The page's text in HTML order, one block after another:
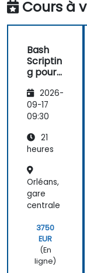
Cours à
Bash
Scriptin
g pour
atisatio
n
2026-
09-17
09:30
21
heures
Orléans,
gare
centrale
3750
EUR
(En
ligne)